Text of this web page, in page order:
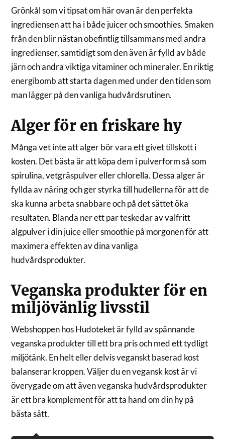
Grönkål som vi tipsat om här ovan är den perfekta
ingrediensen att ha i både juicer och smoothies. Smaken
från den blir nästan obefintlig tillsammans med andra
ingredienser, samtidigt som den även är fylld av både
järn och andra viktiga vitaminer och mineraler. En riktig
energibomb att starta dagen med under den tiden som
man lägger på den vanliga hudvårdsrutinen.
Alger för en friskare hy
Många vet inte att alger bör vara ett givet tillskott i
kosten. Det bästa är att köpa dem i pulverform så som
spirulina, vetgräspulver eller chlorella. Dessa alger är
fyllda av näring och ger styrka till hudellerna för att de
ska kunna arbeta snabbare och på det sättet öka
resultaten. Blanda ner ett par teskedar av valfritt
algpulver i din juice eller smoothie på morgonen för att
maximera effekten av dina vanliga
hudvårdsprodukter.
Veganska produkter för en
miljövänlig livsstil
Webshoppen hos Hudoteket är fylld av spännande
veganska produkter till ett bra pris och med ett tydligt
miljötänk. En helt eller delvis veganskt baserad kost
balanserar kroppen. Väljer du en vegansk kost är vi
överygade om att även veganska hudvårdsprodukter
är ett bra komplement för att ta hand om din hy på
bästa sätt.